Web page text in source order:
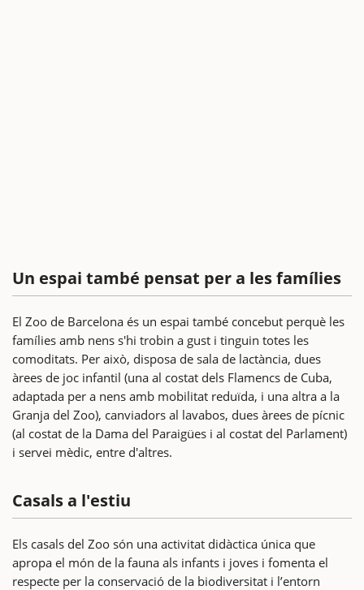
Un espai també pensat per a les famílies
El Zoo de Barcelona és un espai també concebut perquè les
famílies amb nens s'hi trobin a gust i tinguin totes les
comoditats. Per això, disposa de sala de lactància, dues
àrees de joc infantil (una al costat dels Flamencs de Cuba,
adaptada per a nens amb mobilitat reduïda, i una altra a la
Granja del Zoo), canviadors al lavabos, dues àrees de pícnic
(al costat de la Dama del Paraigües i al costat del Parlament)
i servei mèdic, entre d'altres.
Casals a l'estiu
Els casals del Zoo són una activitat didàctica única que
apropa el món de la fauna als infants i joves i fomenta el
respecte per la conservació de la biodiversitat i l’entorn